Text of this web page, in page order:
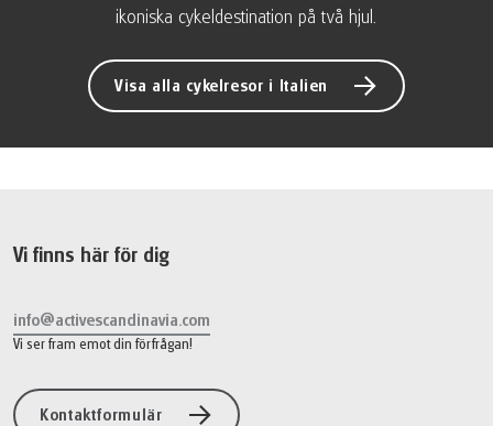
ikoniska cykeldestination på två hjul.
Visa alla cykelresor i Italien
Vi finns här för dig
info@activescandinavia.com
Vi ser fram emot din förfrågan!
Kontaktformulär